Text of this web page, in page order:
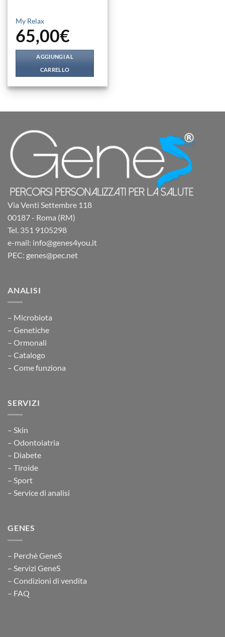
My Relax
65,00€
AGGIUNGI AL
CARRELLO
Via Venti Settembre 118
00187 - Roma (RM)
Tel. 351 9105298
e-mail: info@genes4you.it
PEC: genes@pec.net
ANALISI
– Microbiota
– Genetiche
– Ormonali
– Catalogo
– Come funziona
SERVIZI
– Skin
– Odontoiatria
– Diabete
– Tiroide
– Sport
– Service di analisi
GENES
– Perchè GeneS
– Servizi GeneS
– Condizioni di vendita
– FAQ